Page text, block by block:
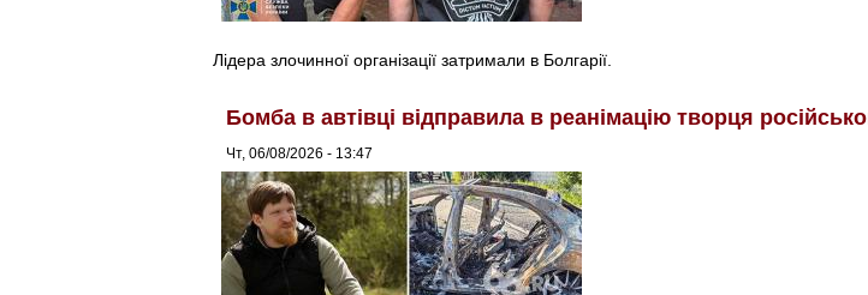
Лідера злочинної організації затримали в Болгарії.
Бомба в автівці відправила в реанімацію творця
Чт, 06/08/2026 - 13:47